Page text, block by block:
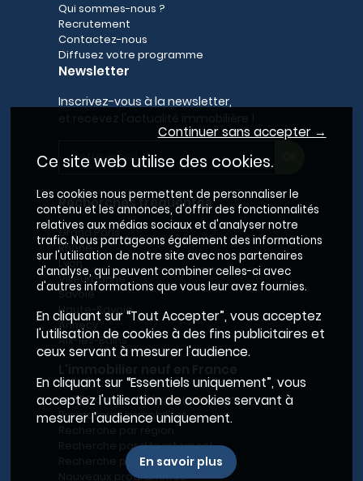
Qui sommes-nous ?
Recrutement
Contactez-nous
Diffusez votre programme
Newsletter
Inscrivez-vous à la newsletter,
Recherches fréquentes
Grand Paris
Rhône
Lyon
Villeurbanne
Savoie
Haute-Savoie
Annecy
Aix-les-Bains
Le BRS dans la Métropole de Lyon
Promoteurs immobiliers
Recherche par département
Recherche par ville
Nouveaux programmes
Continuer sans accepter →
Ce site web utilise des cookies.
Les cookies nous permettent de personnaliser le
contenu et les annonces, d'offrir des fonctionnalités
relatives aux médias sociaux et d'analyser notre
trafic. Nous partageons également des informations
sur l'utilisation de notre site avec nos partenaires
d'analyse, qui peuvent combiner celles-ci avec
d'autres informations que vous leur avez fournies.
En cliquant sur “Tout Accepter”, vous acceptez
l'utilisation de cookies à des fins publicitaires et
ceux servant à mesurer l'audience.
En cliquant sur “Essentiels uniquement”, vous
acceptez l'utilisation de cookies servant à
mesurer l'audience uniquement.
En savoir plus